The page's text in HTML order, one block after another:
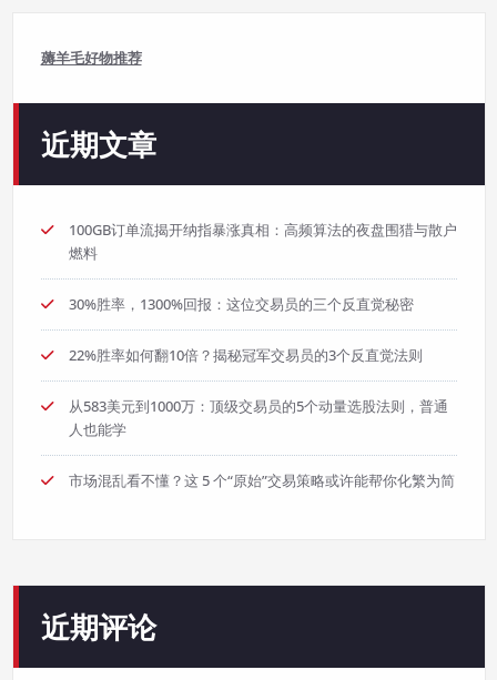
薅羊毛好物推荐
近期文章
100GB订单流揭开纳指暴涨真相：高频算法的夜盘围猎与散户
燃料
30%胜率，1300%回报：这位交易员的三个反直觉秘密
22%胜率如何翻10倍？揭秘冠军交易员的3个反直觉法则
从583美元到1000万：顶级交易员的5个动量选股法则，普通
人也能学
市场混乱看不懂？这 5 个“原始”交易策略或许能帮你化繁为简
近期评论